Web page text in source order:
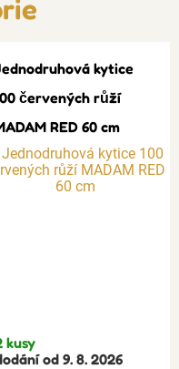
kytice
červených růží
RED 60 cm
kusy
od 9. 8. 2026